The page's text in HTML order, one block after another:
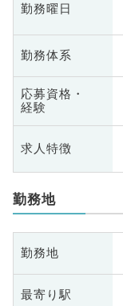
勤務曜日
勤務体系
応募資格・
経験
求人特徴
勤務地
勤務地
最寄り駅